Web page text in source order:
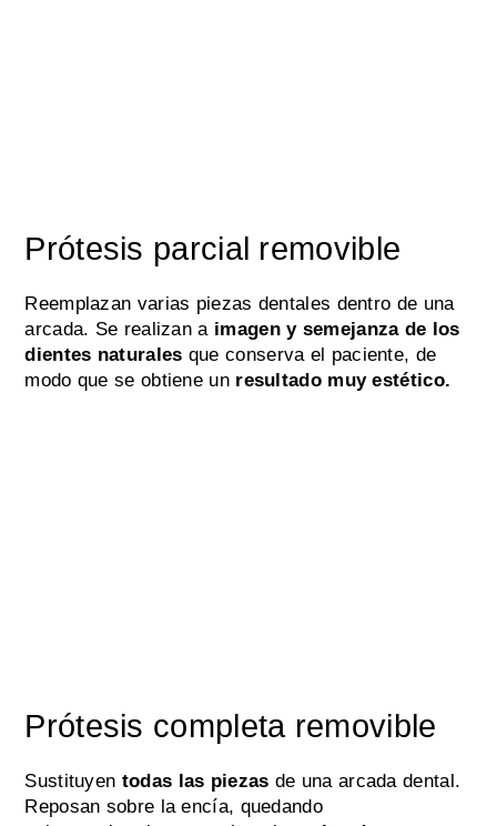
Prótesis parcial removible
Reemplazan varias piezas dentales dentro de una
arcada. Se realizan a imagen y semejanza de los
dientes naturales que conserva el paciente, de
modo que se obtiene un resultado muy estético.
Prótesis completa removible
Sustituyen todas las piezas de una arcada dental.
Reposan sobre la encía, quedando